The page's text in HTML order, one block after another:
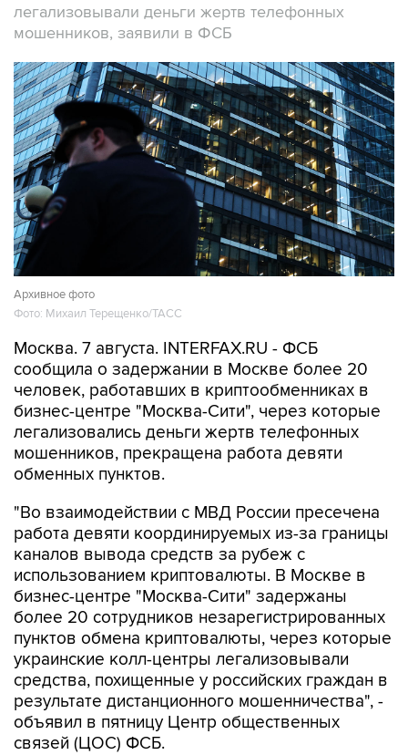
легализовывали деньги жертв телефонных
мошенников, заявили в ФСБ
Архивное фото
Фото: Михаил Терещенко/ТАСС
Москва. 7 августа. INTERFAX.RU - ФСБ
сообщила о задержании в Москве более 20
человек, работавших в криптообменниках в
бизнес-центре "Москва-Сити", через которые
легализовались деньги жертв телефонных
мошенников, прекращена работа девяти
обменных пунктов.
"Во взаимодействии с МВД России пресечена
работа девяти координируемых из-за границы
каналов вывода средств за рубеж с
использованием криптовалюты. В Москве в
бизнес-центре "Москва-Сити" задержаны
более 20 сотрудников незарегистрированных
пунктов обмена криптовалюты, через которые
украинские колл-центры легализовывали
средства, похищенные у российских граждан в
результате дистанционного мошенничества", -
объявил в пятницу Центр общественных
связей (ЦОС) ФСБ.